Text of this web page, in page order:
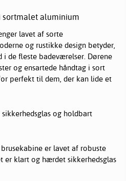
sortmalet aluminium
lavet af sorte
og rustikke design betyder,
i de fleste badeværelser. Dørene
og ensartede håndtag i sort
perfekt til dem, der kan lide et
og holdbart
er lavet af robuste
er klart og hærdet sikkerhedsglas